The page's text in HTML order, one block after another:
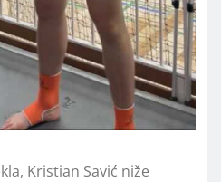
Kristian Savić niže